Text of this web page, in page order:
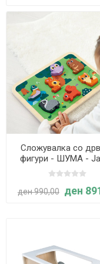
Сложувалка со
фигури - ШУМА -
ден 990,00 ден